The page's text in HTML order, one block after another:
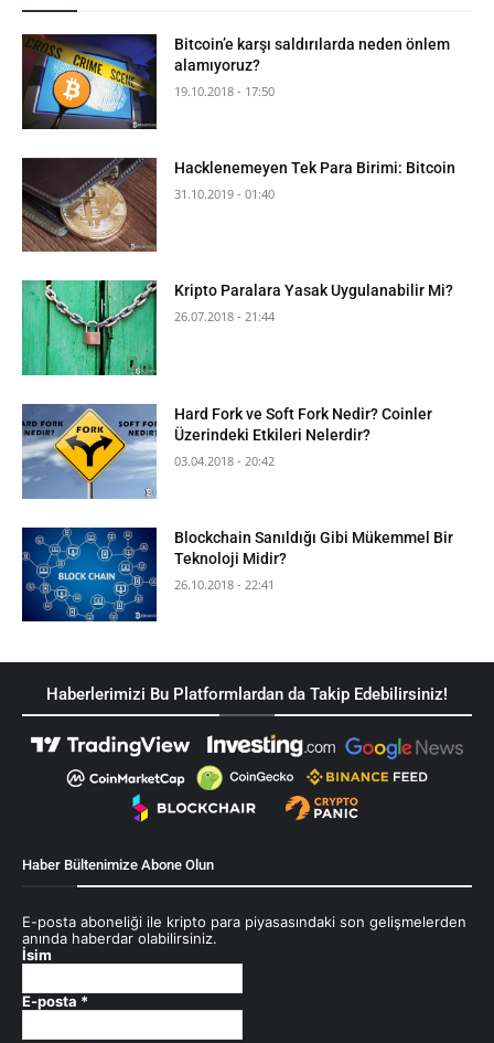
Bitcoin’e karşı saldırılarda neden önlem
alamıyoruz?
19.10.2018 - 17:50
Hacklenemeyen Tek Para Birimi: Bitcoin
31.10.2019 - 01:40
Kripto Paralara Yasak Uygulanabilir Mi?
26.07.2018 - 21:44
Hard Fork ve Soft Fork Nedir? Coinler
Üzerindeki Etkileri Nelerdir?
03.04.2018 - 20:42
Blockchain Sanıldığı Gibi Mükemmel Bir
Teknoloji Midir?
26.10.2018 - 22:41
Haberlerimizi Bu Platformlardan da Takip Edebilirsiniz!
Haber Bültenimize Abone Olun
E-posta aboneliği ile kripto para piyasasındaki son gelişmelerden
anında haberdar olabilirsiniz.
İsim
E-posta *